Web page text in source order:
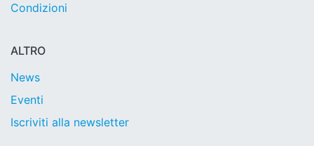
Condizioni
ALTRO
News
Eventi
Iscriviti alla newsletter